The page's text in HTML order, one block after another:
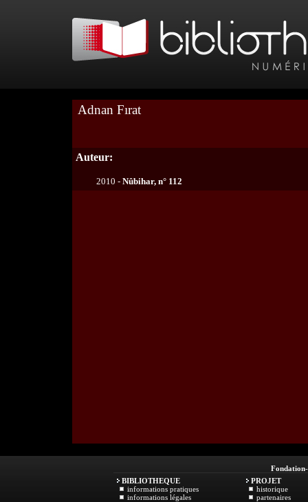
Adnan Fırat
Auteur:
2010 - Nûbihar, n° 112
Fondation
BIBLIOTHEQUE
informations pratiques
informations légales
PROJET
historique
partenaires